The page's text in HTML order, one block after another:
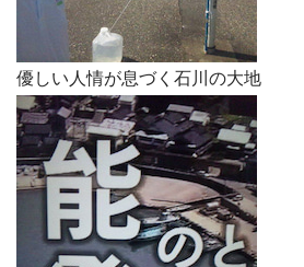
優しい人情が息づく石川の大地